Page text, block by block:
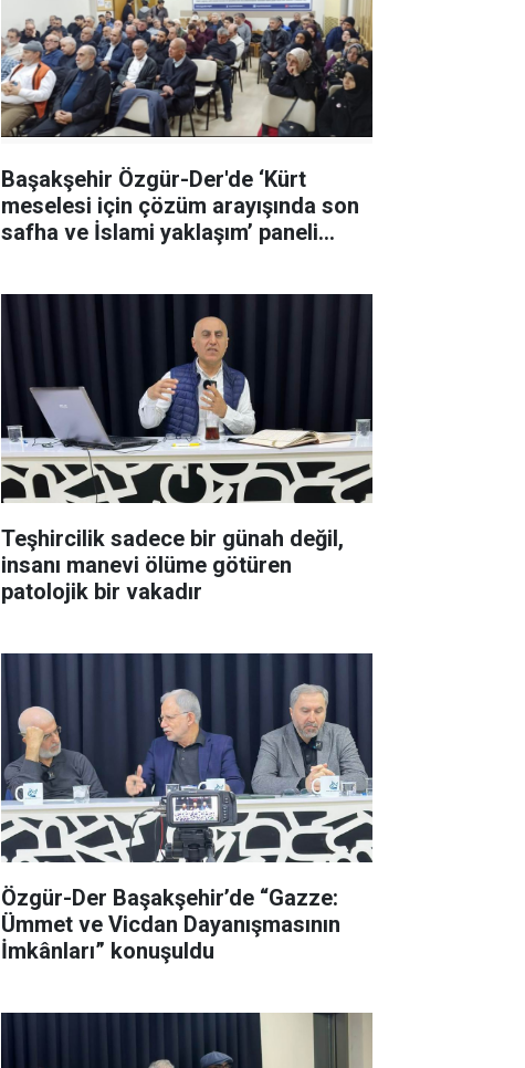
Başakşehir Özgür-Der'de ‘Kürt
meselesi için çözüm arayışında son
safha ve İslami yaklaşım’ paneli
Teşhircilik sadece bir günah değil,
insanı manevi ölüme götüren
patolojik bir vakadır
Özgür-Der Başakşehir’de “Gazze:
Ümmet ve Vicdan Dayanışmasının
İmkânları” konuşuldu